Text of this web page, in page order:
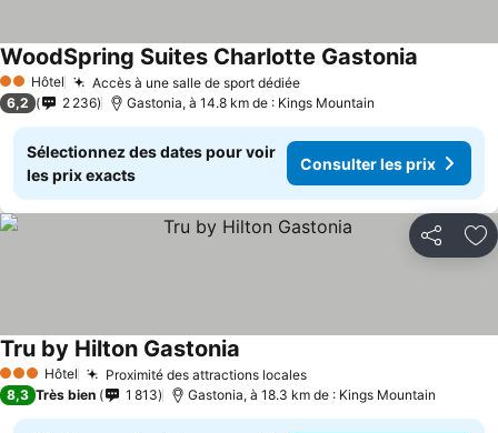
2 Étoiles
Hôtel Accès à une salle de sport dédiée
WoodSpring Suites Charlotte Gastonia
6,2 2 236 Gastonia, à 14.8 km de : Kings Mountain
Sélectionnez des dates pour voir
les prix exacts
Consulter les prix
Partager
3 ÉtoilesHôtel Proximité des attractions locales
Tru by Hilton Gastonia
8,3 Très bien 1 813 Gastonia, à 18.3 km de : Kings Mountain